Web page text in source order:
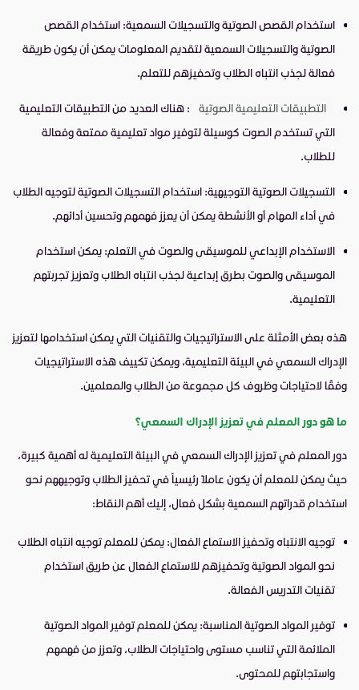
استخدام القصص الصوتية والتسجيلات السمعية: استخدام القصص
الصوتية والتسجيلات السمعية لتقديم المعلومات يمكن أن يكون طريقة
فعالة لجذب انتباه الطلاب وتحفيزهم للتعلم.
التطبيقات التعليمية الصوتية
: هناك العديد من التطبيقات التعليمية
التي تستخدم الصوت كوسيلة لتوفير مواد تعليمية ممتعة وفعالة
للطلاب.
التسجيلات الصوتية التوجيهية: استخدام التسجيلات الصوتية لتوجيه الطلاب
في أداء المهام أو الأنشطة يمكن أن يعزز فهمهم وتحسين أدائهم.
الاستخدام الإبداعي للموسيقى والصوت في التعلم: يمكن استخدام
الموسيقى والصوت بطرق إبداعية لجذب انتباه الطلاب وتعزيز تجربتهم
التعليمية.
هذه بعض الأمثلة على الاستراتيجيات والتقنيات التي يمكن استخدامها لتعزيز
الإدراك السمعي في البيئة التعليمية، ويمكن تكييف هذه الاستراتيجيات
وفقًا لاحتياجات وظروف كل مجموعة من الطلاب والمعلمين.
ما هو دور المعلم في تعزيز الإدراك السمعي؟
دور المعلم في تعزيز الإدراك السمعي في البيئة التعليمية له أهمية كبيرة،
حيث يمكن للمعلم أن يكون عاملاً رئيسياً في تحفيز الطلاب وتوجيههم نحو
استخدام قدراتهم السمعية بشكل فعال، إليك أهم النقاط:
توجيه الانتباه وتحفيز الاستماع الفعال: يمكن للمعلم توجيه انتباه الطلاب
نحو المواد الصوتية وتحفيزهم للاستماع الفعال عن طريق استخدام
تقنيات التدريس الفعالة.
توفير المواد الصوتية المناسبة: يمكن للمعلم توفير المواد الصوتية
الملائمة التي تناسب مستوى واحتياجات الطلاب، وتعزز من فهمهم
واستجابتهم للمحتوى.